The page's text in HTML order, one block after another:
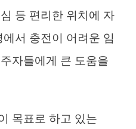
등 편리한 위치에 자
서 충전이 어려운 임
자들에게 큰 도움을
목표로 하고 있는